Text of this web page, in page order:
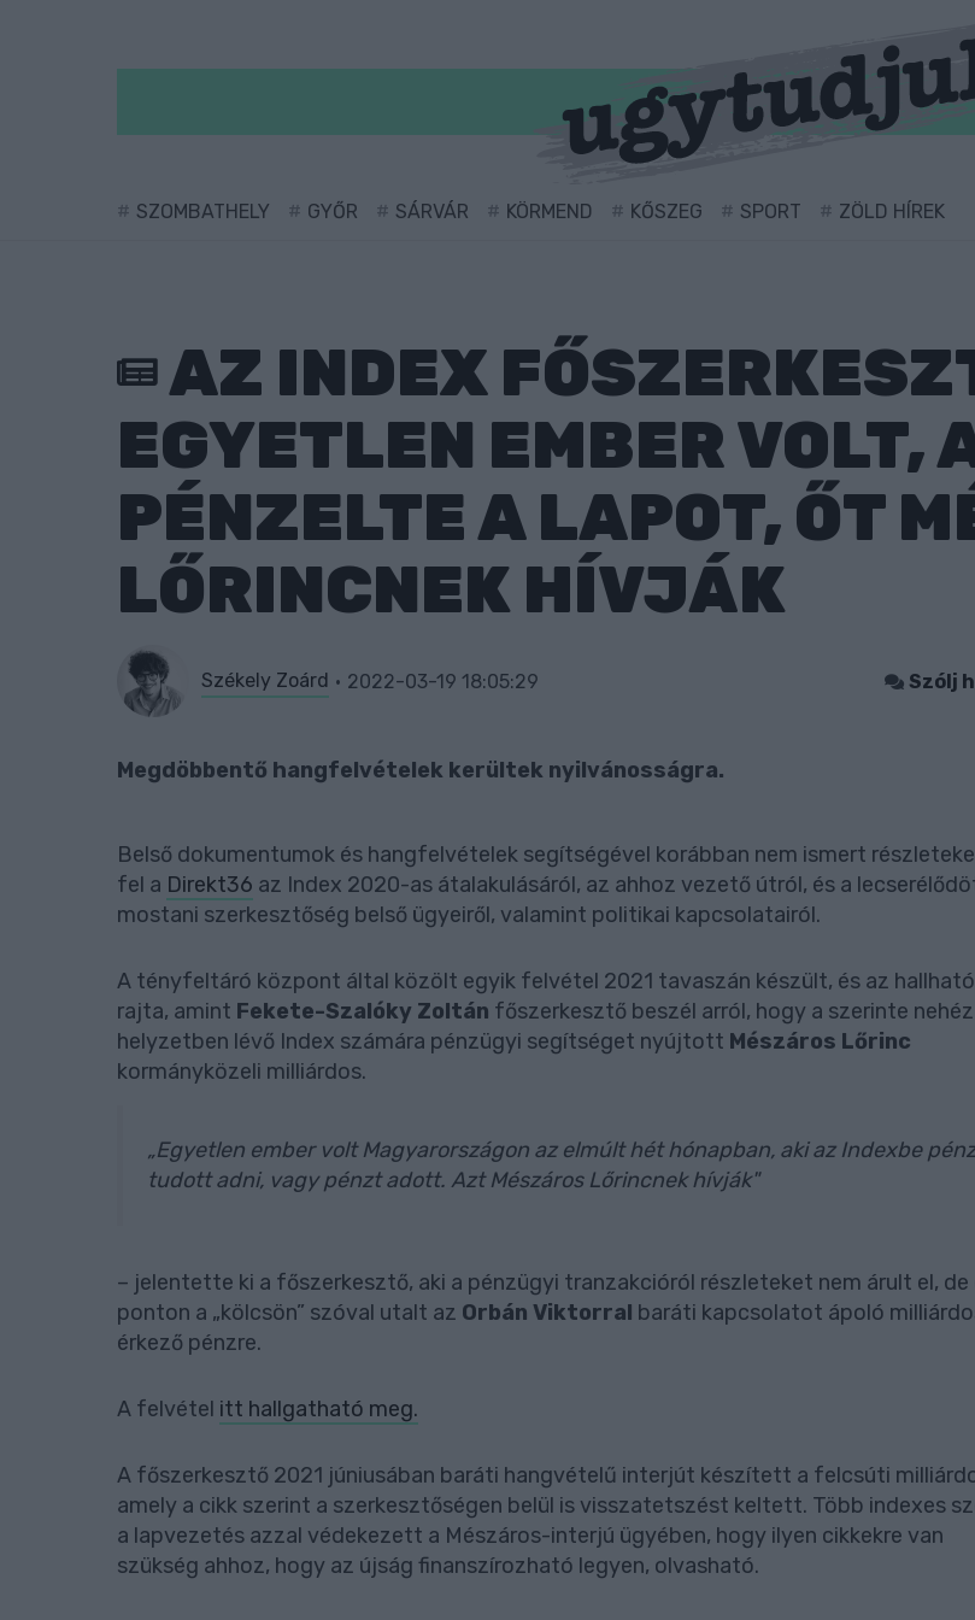
SZOMBATHELY GYŐR SÁRVÁR KÖRMEND KŐSZEG SPORT ZÖLD HÍREK
AZ INDEX
EGYETLEN EMBER VOLT,
PÉNZELTE A LAPOT, ŐT
LŐRINCNEK HÍVJÁK
Székely Zoárd 2022-03-19 18:05:29 Szólj
Megdöbbentő hangfelvételek kerültek nyilvánosságra.
Belső dokumentumok és hangfelvételek segítségével korábban nem ismert
fel a Direkt36 az Index 2020-as átalakulásáról, az ahhoz vezető útról, és a
mostani szerkesztőség belső ügyeiről, valamint politikai kapcsolatairól.
A tényfeltáró központ által közölt egyik felvétel 2021 tavaszán készült, és az hallható
rajta, amint Fekete-Szalóky Zoltán főszerkesztő beszél arról, hogy a szerinte
helyzetben lévő Index számára pénzügyi segítséget nyújtott Mészáros Lőrinc
kormányközeli milliárdos.
„Egyetlen ember volt Magyarországon az elmúlt hét hónapban, aki az Indexbe
tudott adni, vagy pénzt adott. Azt Mészáros Lőrincnek hívják"
– jelentette ki a főszerkesztő, aki a pénzügyi tranzakcióról részleteket nem árult el, de
ponton a „kölcsön” szóval utalt az Orbán Viktorral baráti kapcsolatot ápoló
érkező pénzre.
A felvétel itt hallgatható meg.
A főszerkesztő 2021 júniusában baráti hangvételű interjút készített a felcsúti
amely a cikk szerint a szerkesztőségen belül is visszatetszést keltett. Több indexes
a lapvezetés azzal védekezett a Mészáros-interjú ügyében, hogy ilyen cikkekre van
szükség ahhoz, hogy az újság finanszírozható legyen, olvasható.